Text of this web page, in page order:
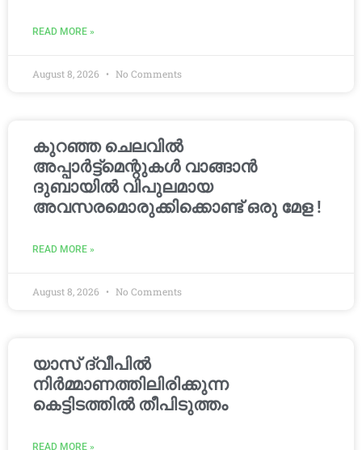
READ MORE »
August 8, 2026 No Comments
കുറഞ്ഞ ചെലവിൽ
അപ്പാർട്ട്മെന്റുകൾ വാങ്ങാൻ
ദുബായിൽ വിപുലമായ
അവസരമൊരുക്കിക്കൊണ്ട് ഒരു മേള !
READ MORE »
August 8, 2026 No Comments
യാസ് ദ്വീപിൽ
നിർമ്മാണത്തിലിരിക്കുന്ന
കെട്ടിടത്തിൽ തീപിടുത്തം
READ MORE »